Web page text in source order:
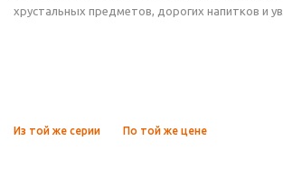
хрустальных предметов, дорогих напитков и
Из той же серии По той же цене